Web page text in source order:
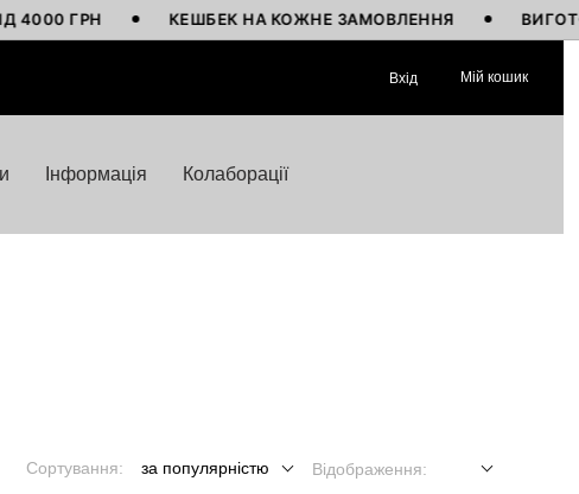
КЕШБЕК НА КОЖНЕ ЗАМОВЛЕННЯ ВИГОТОВЛЕНО
Вхід Мій кошик
Інформація Колаборації
Сортування: за популярністю Відображення: